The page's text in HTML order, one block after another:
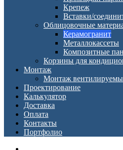
Крепеж
Вставки/
Облицовочные
Керамогранит
Металлокассеты
Композитные
Корзины для
Монтаж
Монтаж
Проектирование
Калькулятор
Доставка
Оплата
Контакты
Портфолио